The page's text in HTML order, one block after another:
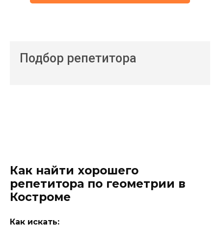
Подбор репетитора
Как найти хорошего
репетитора по геометрии в
Костроме
Как искать: